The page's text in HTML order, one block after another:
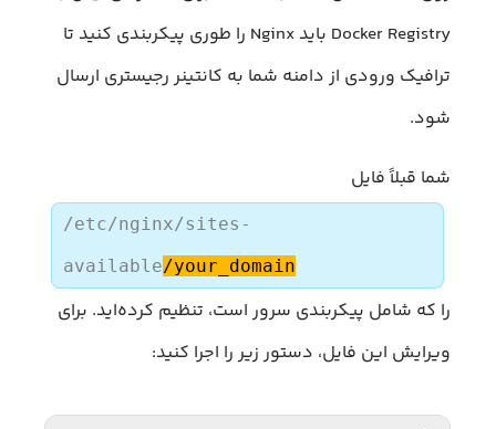
Docker Registry باید Nginx را طوری پیکربندی کنید تا
ترافیک ورودی از دامنه شما به کانتینر رجیستری ارسال
شود.
شما قبلاً فایل
/etc/nginx/sites-
available/your_domain
را که شامل پیکربندی سرور است، تنظیم کرده‌اید. برای
ویرایش این فایل، دستور زیر را اجرا کنید: